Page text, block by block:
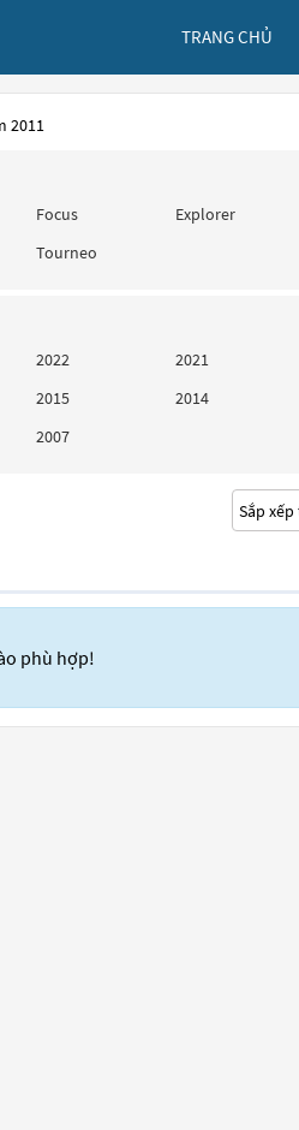
TRANG CHỦ
2011
Focus Explorer
Tourneo
2022 2021
2015 2014
2007
phù hợp!